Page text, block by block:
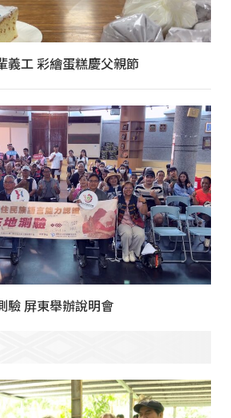
義工 彩繪蛋糕慶父親節
驗 屏東舉辦說明會